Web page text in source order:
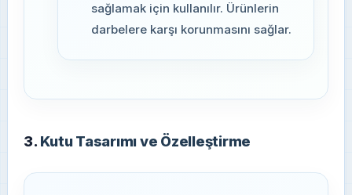
sağlamak için kullanılır. Ürünlerin
darbelere karşı korunmasını sağlar.
3. Kutu Tasarımı ve Özelleştirme